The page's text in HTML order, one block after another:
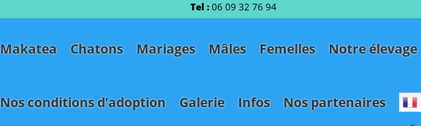
Makatea Chatons Mariages Mâles Femelles Notre élevage
Nos conditions d’adoption Galerie Infos Nos partenaires
Tel : 06 09 32 76 94